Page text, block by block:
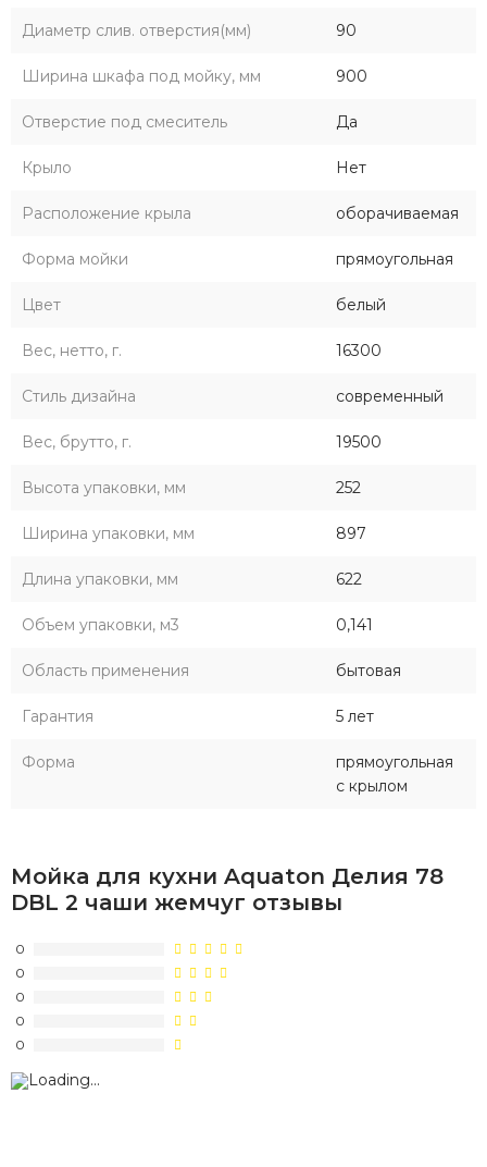
Диаметр слив. отверстия(мм) 90
Ширина шкафа под мойку, мм 900
Отверстие под смеситель Да
Крыло Нет
Расположение крыла оборачиваемая
Форма мойки прямоугольная
Цвет белый
Вес, нетто, г. 16300
Стиль дизайна современный
Вес, брутто, г. 19500
Высота упаковки, мм 252
Ширина упаковки, мм 897
Длина упаковки, мм 622
Объем упаковки, м3 0,141
Область применения бытовая
Гарантия 5 лет
Форма
прямоугольная
с крылом
Мойка для кухни Aquaton Делия 78
DBL 2 чаши жемчуг отзывы
0
0
0
0
0